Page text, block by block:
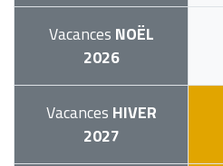
Vacances NOËL
2026
Vacances HIVER
2027